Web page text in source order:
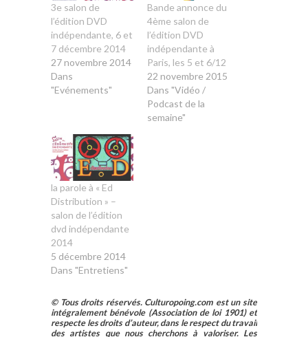
3e salon de
l’édition DVD
indépendante, 6 et
7 décembre 2014
27 novembre 2014
Dans
"Evénements"
Bande annonce du
4ème salon de
l’édition DVD
indépendante à
Paris, les 5 et 6/12
22 novembre 2015
Dans "Vidéo /
Podcast de la
semaine"
la parole à « Ed
Distribution » –
salon de l’édition
dvd indépendante
2014
5 décembre 2014
Dans "Entretiens"
© Tous droits réservés. Culturopoing.com est un site
intégralement bénévole (Association de loi 1901) et
respecte les droits d’auteur, dans le respect du travail
des artistes que nous cherchons à valoriser. Les